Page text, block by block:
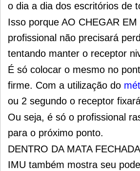
o dia a dia dos escritórios de
Isso porque AO CHEGAR
profissional não precisará
tentando manter o receptor
É só colocar o mesmo no
firme. Com a utilização do
ou 2 segundo o receptor
Ou seja, é só o profissional
para o próximo ponto.
DENTRO DA MATA
IMU também mostra seu